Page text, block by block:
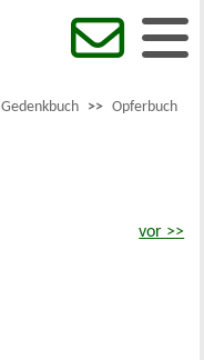
Gedenkbuch >> Opferbuch
vor >>